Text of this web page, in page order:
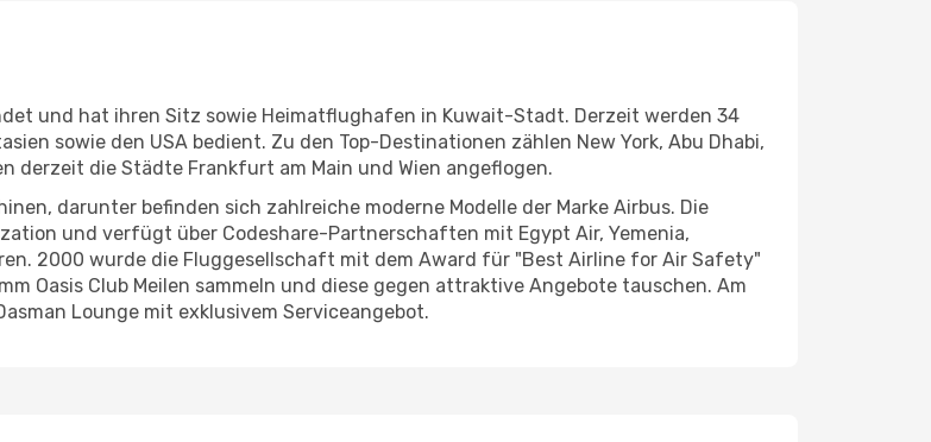
und hat ihren Sitz sowie Heimatflughafen in Kuwait-Stadt. Derzeit werden 34
sowie den USA bedient. Zu den Top-Destinationen zählen New York, Abu Dhabi,
derzeit die Städte Frankfurt am Main und Wien angeflogen.
darunter befinden sich zahlreiche moderne Modelle der Marke Airbus. Die
und verfügt über Codeshare-Partnerschaften mit Egypt Air, Yemenia,
2000 wurde die Fluggesellschaft mit dem Award für "Best Airline for Air Safety"
Oasis Club Meilen sammeln und diese gegen attraktive Angebote tauschen. Am
Lounge mit exklusivem Serviceangebot.